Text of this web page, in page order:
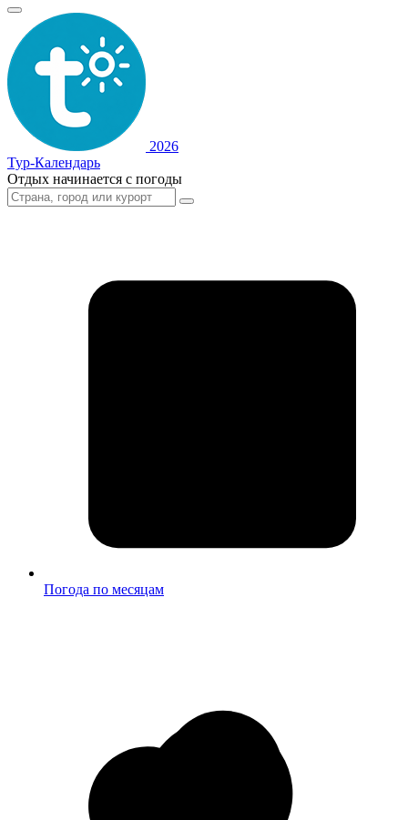
2026
Тур-Календарь
Отдых начинается с погоды
Погода по месяцам